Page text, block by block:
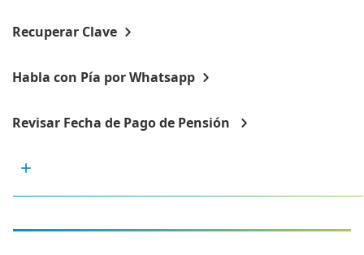
Recuperar Clave
Habla con Pía por Whatsapp
Revisar Fecha de Pago de Pensión